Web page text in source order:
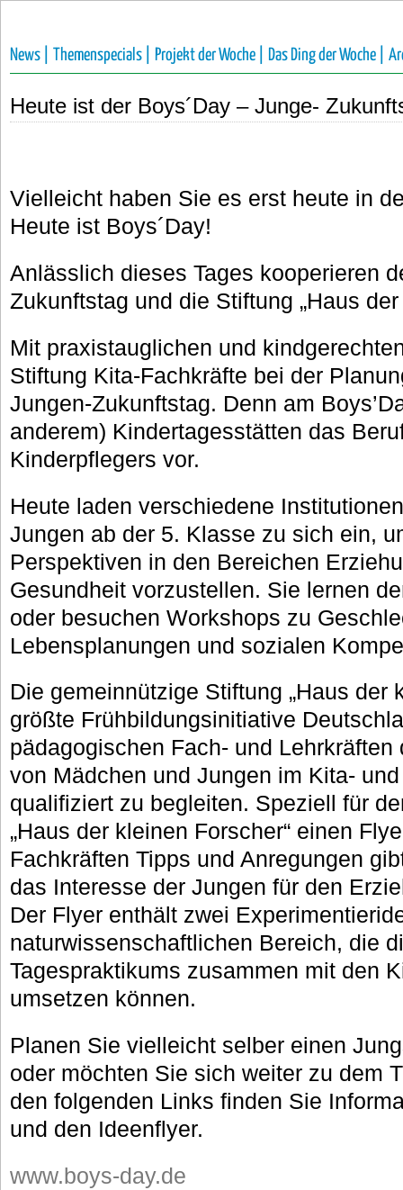
News | Themenspecials | Projekt der Woche | Das Ding der Woche |
Heute ist der Boys´Day – Junge-
Vielleicht haben Sie es erst heute in
Heute ist Boys´Day!
Anlässlich dieses Tages kooperieren
Zukunftstag und die Stiftung „Haus
Mit praxistauglichen und
Stiftung Kita-Fachkräfte bei der
Jungen-Zukunftstag. Denn am
anderem) Kindertagesstätten das
Kinderpflegers vor.
Heute laden verschiedene
Jungen ab der 5. Klasse zu sich ein,
Perspektiven in den Bereichen
Gesundheit vorzustellen. Sie lernen
oder besuchen Workshops zu
Lebensplanungen und sozialen
Die gemeinnützige Stiftung „Haus der
größte Frühbildungsinitiative
pädagogischen Fach- und
von Mädchen und Jungen im Kita-
qualifiziert zu begleiten. Speziell für
„Haus der kleinen Forscher“ einen
Fachkräften Tipps und Anregungen
das Interesse der Jungen für den
Der Flyer enthält zwei
naturwissenschaftlichen Bereich, die
Tagespraktikums zusammen mit den
umsetzen können.
Planen Sie vielleicht selber einen
oder möchten Sie sich weiter zu dem
den folgenden Links finden Sie
und den Ideenflyer.
www.boys-day.de